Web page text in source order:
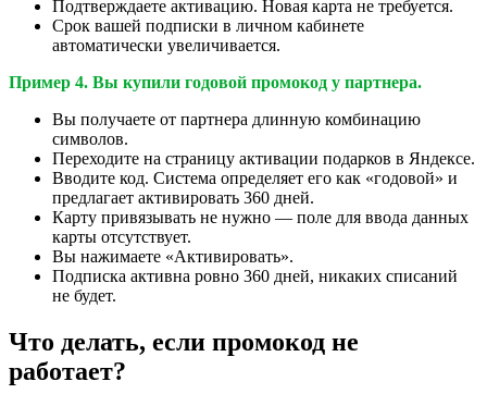
Подтверждаете активацию. Новая карта не требуется.
Срок вашей подписки в личном кабинете
автоматически увеличивается.
Пример 4. Вы купили годовой промокод у партнера.
Вы получаете от партнера длинную комбинацию
символов.
Переходите на страницу активации подарков в Яндексе.
Вводите код. Система определяет его как «годовой» и
предлагает активировать 360 дней.
Карту привязывать не нужно — поле для ввода данных
карты отсутствует.
Вы нажимаете «Активировать».
Подписка активна ровно 360 дней, никаких списаний
не будет.
Что делать, если промокод не
работает?